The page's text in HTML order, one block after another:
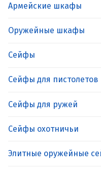
Армейские шкафы
Оружейные шкафы
Сейфы
Сейфы для пистолетов
Сейфы для ружей
Сейфы охотничьи
Элитные оружейные